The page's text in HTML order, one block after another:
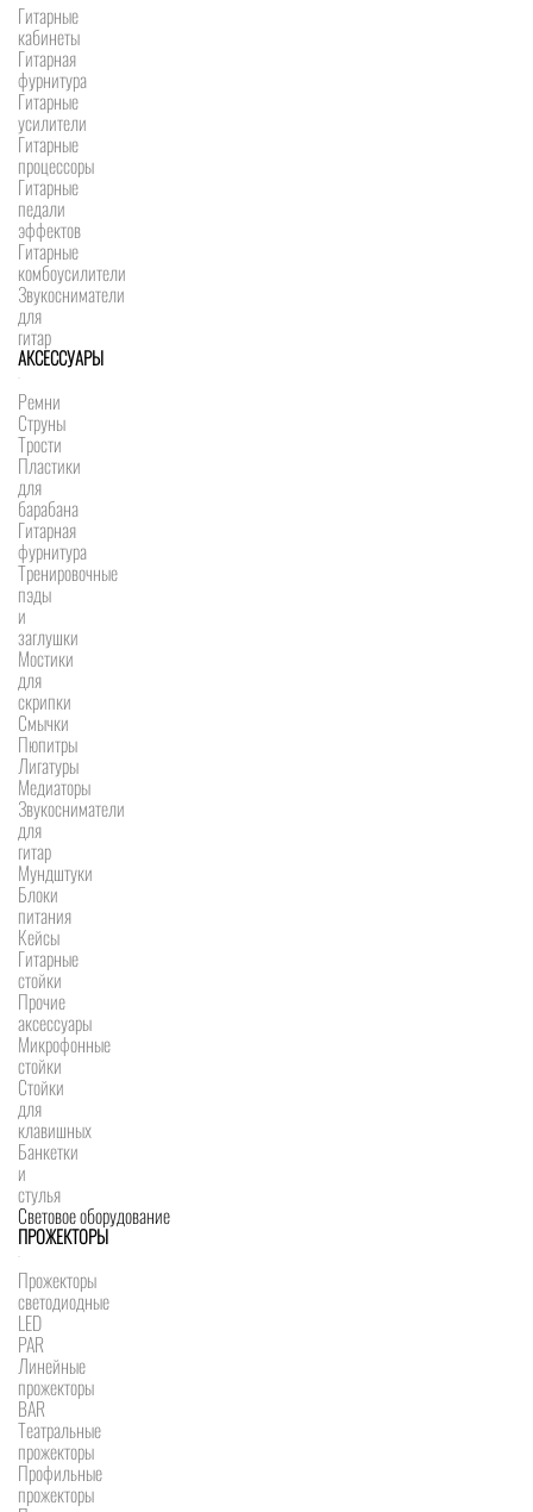
Гитарные
кабинеты
Гитарная
фурнитура
Гитарные
усилители
Гитарные
процессоры
Гитарные
педали
эффектов
Гитарные
комбоусилители
Звукосниматели
для
гитар
АКСЕССУАРЫ
Ремни
Струны
Трости
Пластики
для
барабана
Гитарная
фурнитура
Тренировочные
пэды
и
заглушки
Мостики
для
скрипки
Смычки
Пюпитры
Лигатуры
Медиаторы
Звукосниматели
для
гитар
Мундштуки
Блоки
питания
Кейсы
Гитарные
стойки
Прочие
аксессуары
Микрофонные
стойки
Стойки
для
клавишных
Банкетки
и
стулья
Световое оборудование
ПРОЖЕКТОРЫ
Прожекторы
светодиодные
LED
PAR
Линейные
прожекторы
BAR
Театральные
прожекторы
Профильные
прожекторы